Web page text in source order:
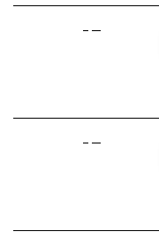
—-
—-